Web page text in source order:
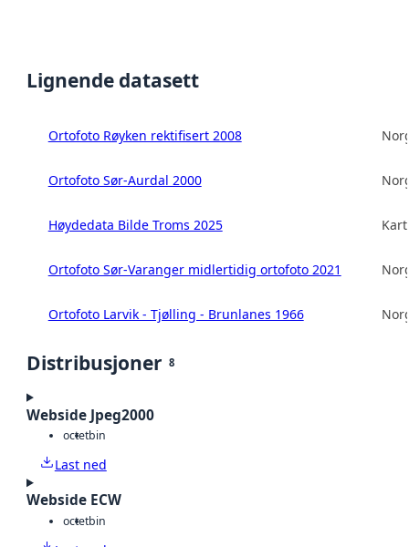
Lignende datasett
Ortofoto Røyken rektifisert 2008
Ortofoto Sør-Aurdal 2000
Høydedata Bilde Troms 2025
Ortofoto Sør-Varanger midlertidig ortofoto 2021
Ortofoto Larvik - Tjølling - Brunlanes 1966
Distribusjoner 8
Webside Jpeg2000
octetbin
Last ned
Webside ECW
octetbin